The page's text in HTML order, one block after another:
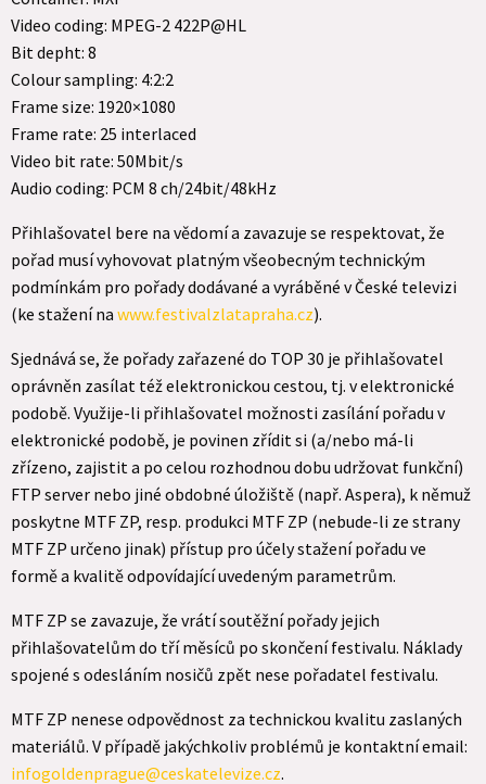
Video coding: MPEG-2 422P@HL
Bit depht: 8
Colour sampling: 4:2:2
Frame size: 1920×1080
Frame rate: 25 interlaced
Video bit rate: 50Mbit/s
Audio coding: PCM 8 ch/24bit/48kHz
Přihlašovatel bere na vědomí a zavazuje se respektovat, že
pořad musí vyhovovat platným všeobecným technickým
podmínkám pro pořady dodávané a vyráběné v České televizi
(ke stažení na www.festivalzlatapraha.cz).
Sjednává se, že pořady zařazené do TOP 30 je přihlašovatel
oprávněn zasílat též elektronickou cestou, tj. v elektronické
podobě. Využije-li přihlašovatel možnosti zasílání pořadu v
elektronické podobě, je povinen zřídit si (a/nebo má-li
zřízeno, zajistit a po celou rozhodnou dobu udržovat funkční)
FTP server nebo jiné obdobné úložiště (např. Aspera), k němuž
poskytne MTF ZP, resp. produkci MTF ZP (nebude-li ze strany
MTF ZP určeno jinak) přístup pro účely stažení pořadu ve
formě a kvalitě odpovídající uvedeným parametrům.
MTF ZP se zavazuje, že vrátí soutěžní pořady jejich
přihlašovatelům do tří měsíců po skončení festivalu. Náklady
spojené s odesláním nosičů zpět nese pořadatel festivalu.
MTF ZP nenese odpovědnost za technickou kvalitu zaslaných
materiálů. V případě jakýchkoliv problémů je kontaktní email:
infogoldenprague@ceskatelevize.cz.